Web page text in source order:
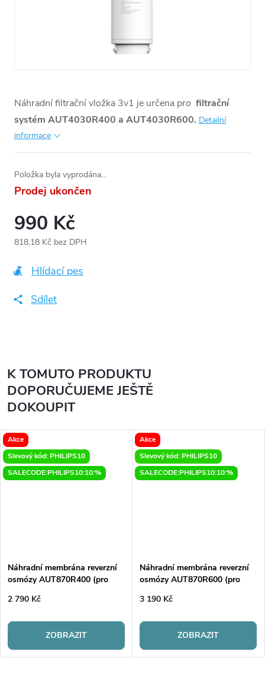
Náhradní filtrační vložka 3v1 je určena pro filtrační
systém AUT4030R400 a AUT4030R600. Detailní
informace
Položka byla vyprodána…
Prodej ukončen
990 Kč
818,18 Kč bez DPH
cena:Hlídací pes
Sdílet
K TOMUTO PRODUKTU
DOPORUČUJEME JEŠTĚ
DOKOUPIT
Akce
Slevový kód: PHILIPS10
SALECODE:PHILIPS10:10:%
Náhradní membrána reverzní
osmózy AUT870R400 (pro
2 790 Kč
ZOBRAZIT
Akce
Slevový kód: PHILIPS10
SALECODE:PHILIPS10:10:%
Náhradní membrána reverzní
osmózy AUT870R600 (pro
3 190 Kč
ZOBRAZIT